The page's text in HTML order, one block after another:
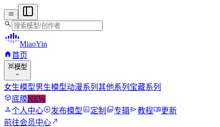
menu
search
MiaoYin
home首页
view_in_ar模型
expand_more
女生模型男生模型动漫系列 其他系列 宝藏系列
deployed_code底膜NEW
person个人中心add_circle发布模型assessment定制 photo_library专辑send教程menu_book更新
前往会员中心north_east